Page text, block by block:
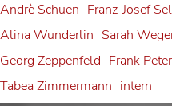
Andrè Schuen Franz-Josef
Alina Wunderlin Sarah
Georg Zeppenfeld Frank
Tabea Zimmermann intern